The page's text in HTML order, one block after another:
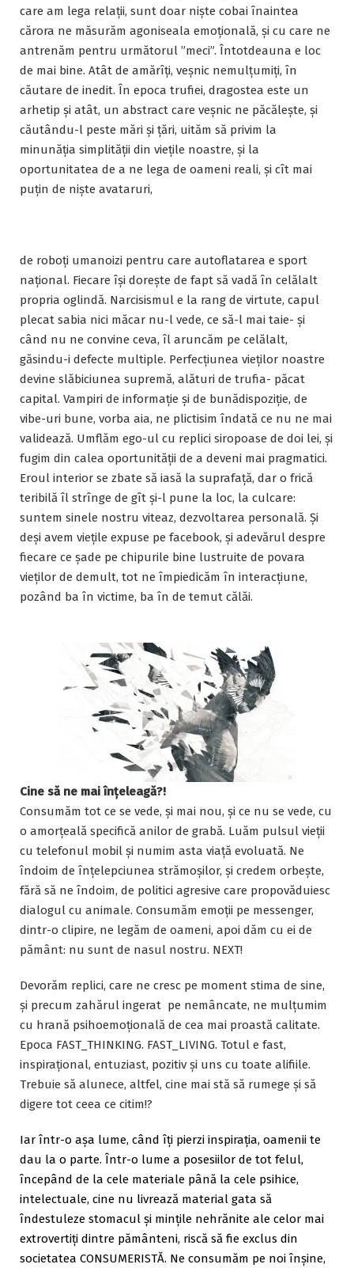
care am lega relații, sunt doar niște cobai înaintea
cărora ne măsurăm agoniseala emoțională, și cu care ne
antrenăm pentru următorul ”meci”. Întotdeauna e loc
de mai bine. Atât de amărîți, veșnic nemulțumiți, în
căutare de inedit. În epoca trufiei, dragostea este un
arhetip și atât, un abstract care veșnic ne păcălește, și
căutându-l peste mări și țări, uităm să privim la
minunăția simplității din viețile noastre, și la
oportunitatea de a ne lega de oameni reali, și cît mai
puțin de niște avataruri,
de roboți umanoizi pentru care autoflatarea e sport
național. Fiecare își dorește de fapt să vadă în celălalt
propria oglindă. Narcisismul e la rang de virtute, capul
plecat sabia nici măcar nu-l vede, ce să-l mai taie- și
când nu ne convine ceva, îl aruncăm pe celălalt,
găsindu-i defecte multiple. Perfecțiunea vieților noastre
devine slăbiciunea supremă, alături de trufia- păcat
capital. Vampiri de informație și de bunădispoziție, de
vibe-uri bune, vorba aia, ne plictisim îndată ce nu ne mai
validează. Umflăm ego-ul cu replici siropoase de doi lei, și
fugim din calea oportunității de a deveni mai pragmatici.
Eroul interior se zbate să iasă la suprafață, dar o frică
teribilă îl strînge de gît și-l pune la loc, la culcare:
suntem sinele nostru viteaz, dezvoltarea personală. Și
deși avem viețile expuse pe facebook, și adevărul despre
fiecare ce șade pe chipurile bine lustruite de povara
vieților de demult, tot ne împiedicăm în interacțiune,
pozând ba în victime, ba în de temut călăi.
Cine să ne mai înțeleagă?!
Consumăm tot ce se vede, și mai nou, și ce nu se vede, cu
o amorțeală specifică anilor de grabă. Luăm pulsul vieții
cu telefonul mobil și numim asta viață evoluată. Ne
îndoim de înțelepciunea strămoșilor, și credem orbește,
fără să ne îndoim, de politici agresive care propovăduiesc
dialogul cu animale. Consumăm emoții pe messenger,
dintr-o clipire, ne legăm de oameni, apoi dăm cu ei de
pământ: nu sunt de nasul nostru. NEXT!
Devorăm replici, care ne cresc pe moment stima de sine,
și precum zahărul ingerat pe nemâncate, ne mulțumim
cu hrană psihoemoțională de cea mai proastă calitate.
Epoca FAST_THINKING. FAST_LIVING. Totul e fast,
inspirațional, entuziast, pozitiv și uns cu toate alifiile.
Trebuie să alunece, altfel, cine mai stă să rumege și să
digere tot ceea ce citim!?
Iar într-o așa lume, când îți pierzi inspirația, oamenii te
dau la o parte. Într-o lume a posesiilor de tot felul,
începând de la cele materiale până la cele psihice,
intelectuale, cine nu livrează material gata să
îndestuleze stomacul și mințile nehrănite ale celor mai
extrovertiți dintre pământeni, riscă să fie exclus din
societatea CONSUMERISTĂ. Ne consumăm pe noi înșine,